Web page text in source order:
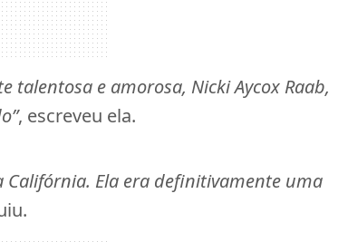
e amorosa, Nicki Aycox Raab,
, escreveu ela.
Ela era definitivamente uma